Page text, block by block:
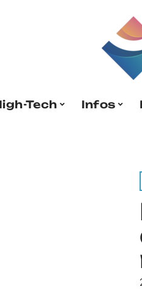
Tech Infos